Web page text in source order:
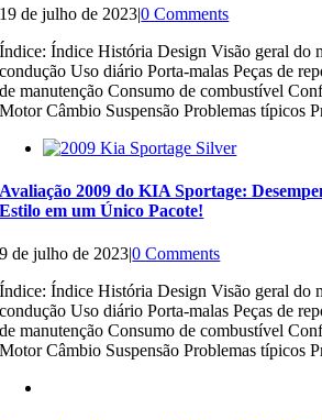
19 de julho de 2023|0 Comments
Índice: Índice História Design Visão geral do
condução Uso diário Porta-malas Peças de
de manutenção Consumo de combustível
Motor Câmbio Suspensão Problemas típicos
Avaliação 2009 do KIA Sportage:
Estilo em um Único Pacote!
9 de julho de 2023|0 Comments
Índice: Índice História Design Visão geral do
condução Uso diário Porta-malas Peças de
de manutenção Consumo de combustível
Motor Câmbio Suspensão Problemas típicos